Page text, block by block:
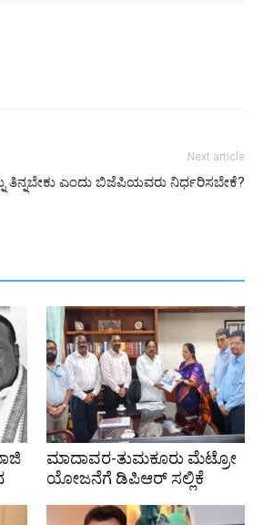
Next article
ತಿನ್ನಬೇಕು ಎಂದು ಬಿಜೆಪಿಯವರು ನಿರ್ಧರಿಸಬೇಕೆ?
ಮಾದಾವರ-ತುಮಕೂರು ಮೆಟ್ರೋ
ಯೋಜನೆಗೆ ಡಿಪಿಆರ್ ಸಲ್ಲಿಕೆ